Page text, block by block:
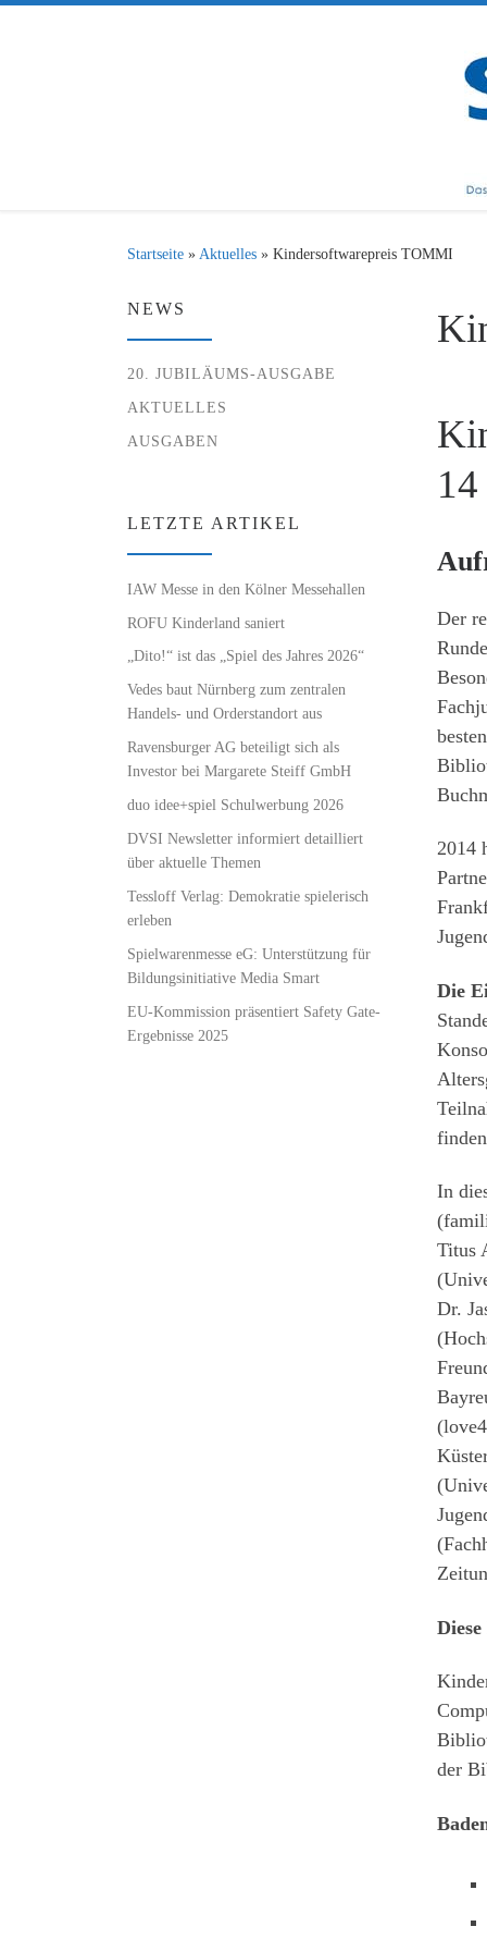
Startseite »Aktuelles » Kindersoftwarepreis TOMMI
14
Der
2014
Die
In
Titus
Dr.
der
NEWS
20. JUBILÄUMS-AUSGABE
AKTUELLES
AUSGABEN
LETZTE ARTIKEL
IAW Messe in den Kölner Messehallen
ROFU Kinderland saniert
„Dito!“ ist das „Spiel des Jahres 2026“
Vedes baut Nürnberg zum zentralen
Handels- und Orderstandort aus
Ravensburger AG beteiligt sich als
Investor bei Margarete Steiff GmbH
duo idee+spiel Schulwerbung 2026
DVSI Newsletter informiert detailliert
über aktuelle Themen
Tessloff Verlag: Demokratie spielerisch
erleben
Spielwarenmesse eG: Unterstützung für
Bildungsinitiative Media Smart
EU-Kommission präsentiert Safety Gate-
Ergebnisse 2025